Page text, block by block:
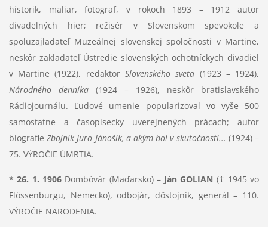
historik, maliar, fotograf, v rokoch 1893 – 1912 autor
divadelných hier; režisér v Slovenskom spevokole a
spoluzajladateľ Muzeálnej slovenskej spoločnosti v Martine,
neskôr zakladateľ Ústredie slovenských ochotníckych divadiel
v Martine (1922), redaktor Slovenského sveta (1923 – 1924),
Národného denníka (1924 – 1926), neskôr bratislavského
Rádiojournálu. Ľudové umenie popularizoval vo vyše 500
samostatne a časopisecky uverejnených prácach; autor
biografieZbojník Juro Jánošík, a akým bol v skutočnosti... (1924) –
75. VÝROČIE ÚMRTIA.
* 26. 1. 1906Dombóvár (Maďarsko) – Ján GOLIAN († 1945 vo
Flössenburgu, Nemecko), odbojár, dôstojník, generál – 110.
VÝROČIE NARODENIA.